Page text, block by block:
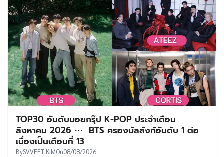
TOP30 อันดับบอยกรุ๊ป K-POP ประจำเดือน
สิงหาคม 2026 ⋯ BTS ครองบัลลังก์อันดับ 1 ต่อ
เนื่องเป็นเดือนที่ 13
BySVVEET KIMOn08/08/2026